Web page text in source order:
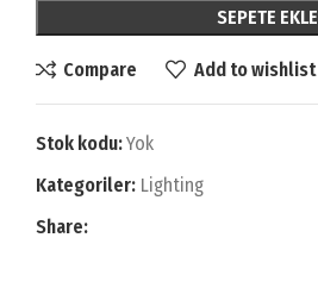
SEPETE EKLE
Compare Add to wishlist
Stok kodu:Yok
Kategoriler: Lighting
Share: